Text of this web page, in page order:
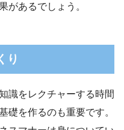
があるでしょう。
り
識をレクチャーする時間
礎を作るのも重要です。